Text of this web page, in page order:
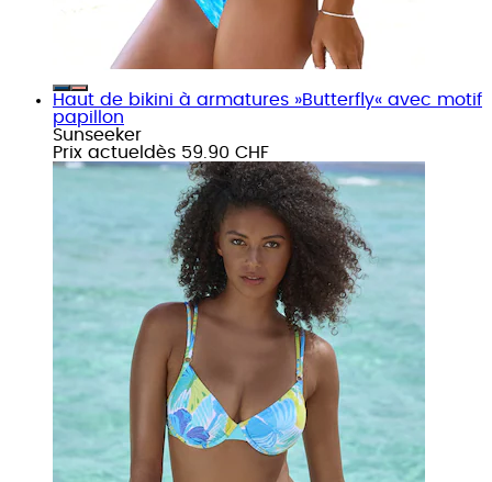
Haut de bikini à armatures »Butterfly« avec motif
papillon
Sunseeker
Prix actuel dès 59.90 CHF